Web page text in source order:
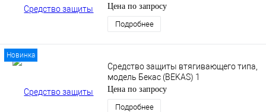
Цена по запросу
Подробнее
Новинка
Средство защиты втягивающего типа,
модель Бекас (BEKAS) 1
Цена по запросу
Подробнее